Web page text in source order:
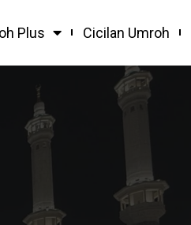
Plus Cicilan Umroh